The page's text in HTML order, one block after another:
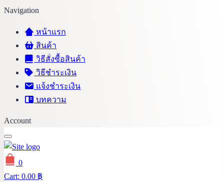
Navigation
หน้าแรก
สินค้า
วิธีสั่งซื้อสินค้า
วิธีชำระเงิน
แจ้งชำระเงิน
บทความ
Account
0
Cart: 0.00 ฿